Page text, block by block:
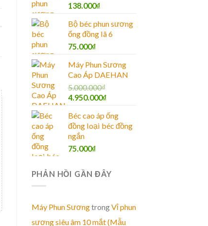
138.000₫
Bộ béc phun sương
ống đồng lã 6
75.000₫
Máy Phun Sương
Cao Áp DAEHAN
5.000.000₫
4.950.000₫
Béc cao áp ống
đồng loại béc đồng
ngắn
75.000₫
PHẢN HỒI GẦN ĐÂY
Máy Phun SươngtrongVỉ phun
sương siêu âm 10 mắt (Mẫu